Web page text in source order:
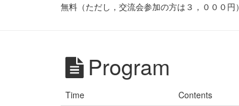
無料（ただし， 交流会参加の方は ３，０００円）
Program
Time
Contents